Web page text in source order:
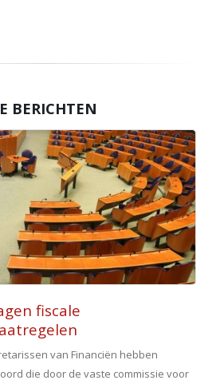
BERICHTEN
fiscale
van Financiën hebben
die door de vaste commissie voor